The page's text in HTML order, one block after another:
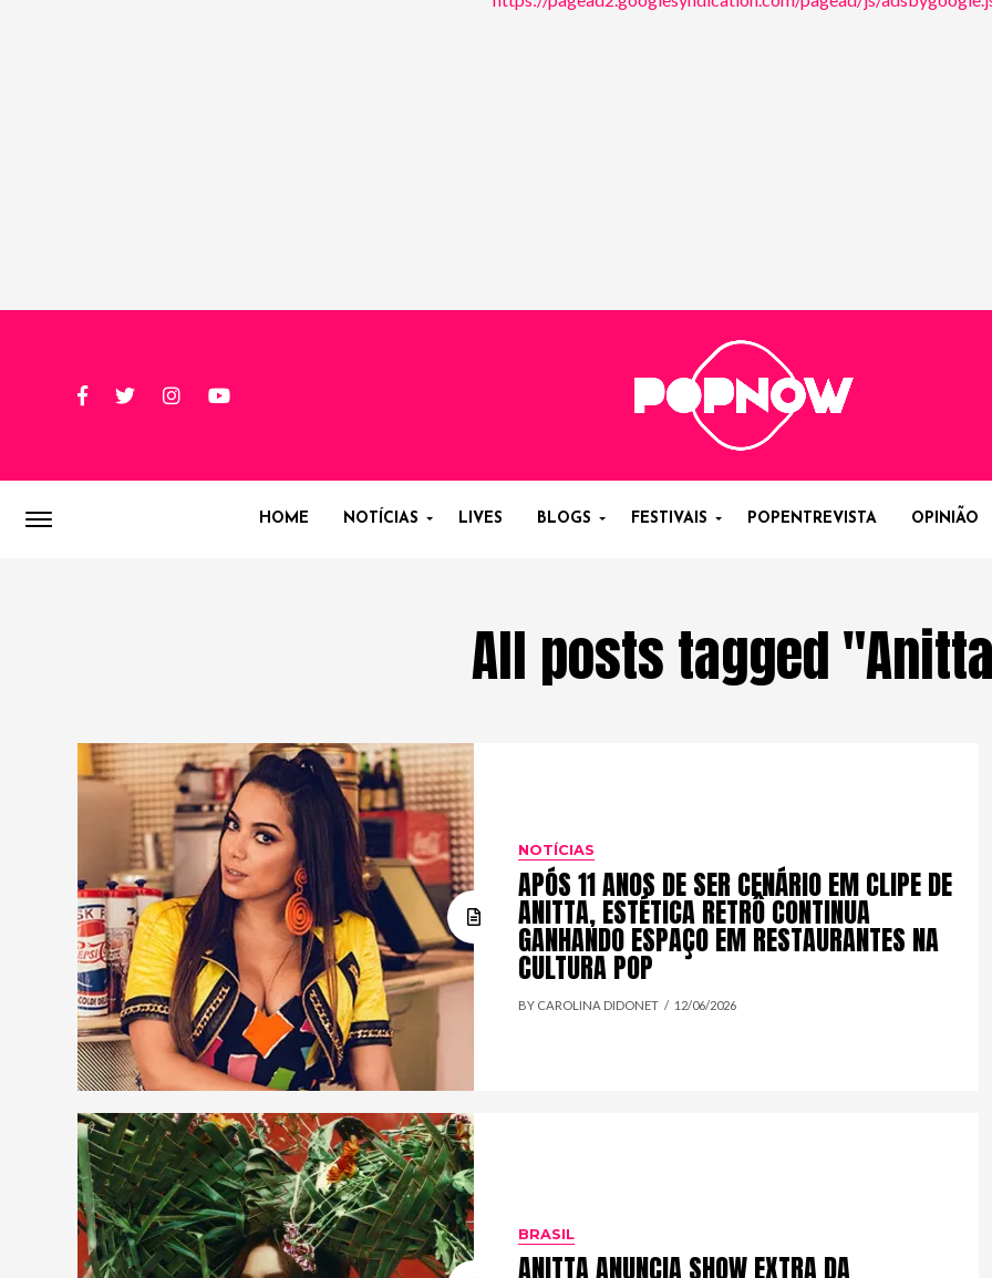
HOME NOTÍCIAS LIVES BLOGS FESTIVAIS POPENTREVISTA OPINIÃO
All posts tagged
NOTÍCIAS
APÓS 11 ANOS DE SER CENÁRIO EM CLIPE DE
ANITTA, ESTÉTICA RETRÔ CONTINUA
GANHANDO ESPAÇO EM RESTAURANTES NA
CULTURA POP
BY CAROLINA DIDONET 12/06/2026
BRASIL
ANITTA ANUNCIA SHOW EXTRA DA